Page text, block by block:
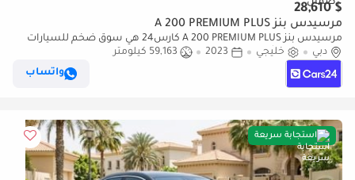
$ 28,610
مرسيدس بنز A 200 PREMIUM PLUS
مرسيدس بنز A 200 PREMIUM PLUS كارس24 هي سوق ضخم للسيارات
المستعملة موثوق ومضمون ٪كارس24 هي سوق ضخم للسيارات
المستعملة موثوق ومضمون
دبي خليجي 2023
59,163 كيلومتر
واتساب
استجابة سريعة